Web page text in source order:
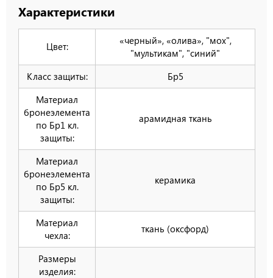
Характеристики
Цвет:
«черный», «олива», "мох",
"мультикам", "синий"
Класс защиты:
Бр5
Материал
бронеэлемента
по Бр1 кл.
защиты:
арамидная ткань
Материал
бронеэлемента
по Бр5 кл.
защиты:
керамика
Материал
чехла:
ткань (оксфорд)
Размеры
изделия: